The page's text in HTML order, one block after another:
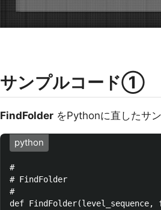
サンプルコード①
FindFolder をPythonに直したサ
python
#
# FindFolder
#
def FindFolder(level_sequence,